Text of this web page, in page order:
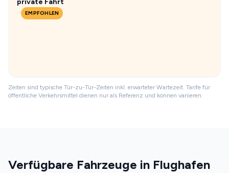
private Fahrt
EMPFOHLEN
Zeiten sind typische Tür-zu-Tür-Zeiten inkl. erwarteter Wartezeit. Tarife für
öffentliche Verkehrsmittel dienen nur als Referenz und können variieren.
Verfügbare Fahrzeuge in Flughafen